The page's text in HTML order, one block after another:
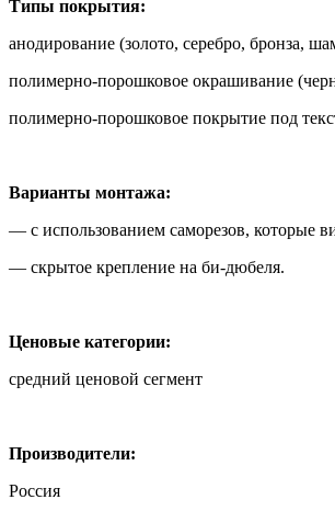
Типы покрытия:
анодирование (золото, серебро, бронза,
полимерно-порошковое окрашивание
полимерно-порошковое покрытие под
Варианты монтажа:
— с использованием саморезов, которые
— скрытое крепление на би-дюбеля.
Ценовые категории:
средний ценовой сегмент
Производители:
Россия